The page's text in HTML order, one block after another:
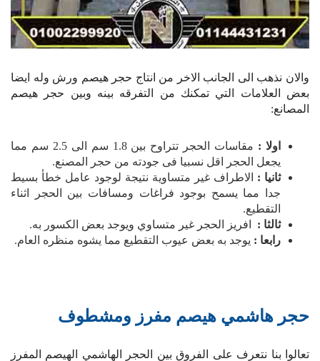
والان نذهب الى الجانب الاخر من انتاج حجر هيصم ورش وله ايضا
بعض العلامات التي تمكنك من التفرقه بينه وبين حجر هيصم
المصانع:
اولا :
مقاسات الحجر تتراوح بين 1.8 سم الى 2.5 سم مما
يجعل الحجر اقل نسبيا فى جودته من حجر المصنع.
ثانيا :
الاطراف غير متساوية نتيجة لوجود عامل خطأ بسيط
جدا مما يسمح بوجود فراغات ومسافات بين الحجر اثناء
التقطيع.
ثالثا :
افريز الحجر غير متساوي ويوجد بعض الكسور به.
رابعا : يوجد به بعض عيوب التقطيع مما يشوه منظره العام.
حجر هاشمي هيصم مفرز ومشطوف
تعالوا بنا نتعرف على الفروق بين الحجر الهاشمي الهيصم المفرز